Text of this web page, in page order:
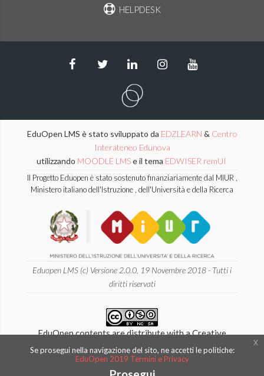
HELPDESK
EduOpen LMS è stato sviluppato da EDZLEARN & Centro
Interateneo Edunova
utilizzando MOODLE LMSe il tema EDWISER remUI
Il Progetto Eduopen è stato sostenuto finanziariamente dal MIUR ,
Ministero italiano dell'Istruzione , dell'Università e della Ricerca
Eduopen LMS (c) Versione 2.0.0, 19 Novembre 2018 - Tutti i
diritti riservati
EduOpen contents are distribute with a Creative
Commons 4.0 International
Attribution - NonCommercial - ShareAlike License.
Se prosegui nella navigazione del sito, ne accetti le politiche:
EduOpen 2019 Termini e Privacy
x